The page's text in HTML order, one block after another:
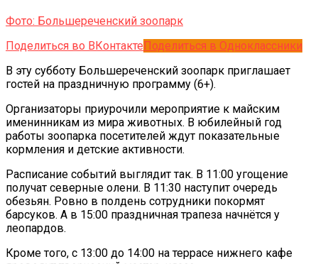
Фото: Большереченский зоопарк
Поделиться во ВКонтактеПоделиться в Одноклассники
В эту субботу Большереченский зоопарк приглашает
гостей на праздничную программу (6+).
Организаторы приурочили мероприятие к майским
именинникам из мира животных. В юбилейный год
работы зоопарка посетителей ждут показательные
кормления и детские активности.
Расписание событий выглядит так. В 11:00 угощение
получат северные олени. В 11:30 наступит очередь
обезьян. Ровно в полдень сотрудники покормят
барсуков. А в 15:00 праздничная трапеза начнётся у
леопардов.
Кроме того, с 13:00 до 14:00 на террасе нижнего кафе